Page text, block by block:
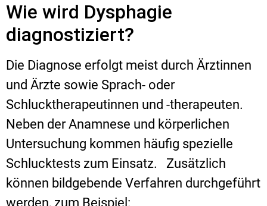
Wie wird Dysphagie
diagnostiziert?
Die Diagnose erfolgt meist durch Ärztinnen
und Ärzte sowie Sprach- oder
Schlucktherapeutinnen und -therapeuten.
Neben der Anamnese und körperlichen
Untersuchung kommen häufig spezielle
Schlucktests zum Einsatz.
Zusätzlich
können bildgebende Verfahren durchgeführt
werden, zum Beispiel: